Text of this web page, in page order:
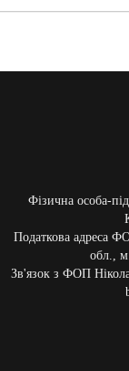
Фізична особа-
Податкова адреса
обл.,
Зв'язок з ФОП